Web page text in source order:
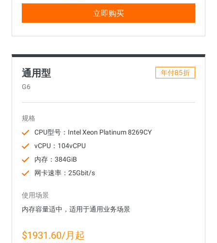
立即购买
通用型 年付85折
G6
规格
CPU型号：Intel Xeon Platinum 8269CY
vCPU：104vCPU
内存：384GiB
网卡速率：25Gbit/s
使用场景
内存容量适中，适用于通用业务场景
$1931.60/月起